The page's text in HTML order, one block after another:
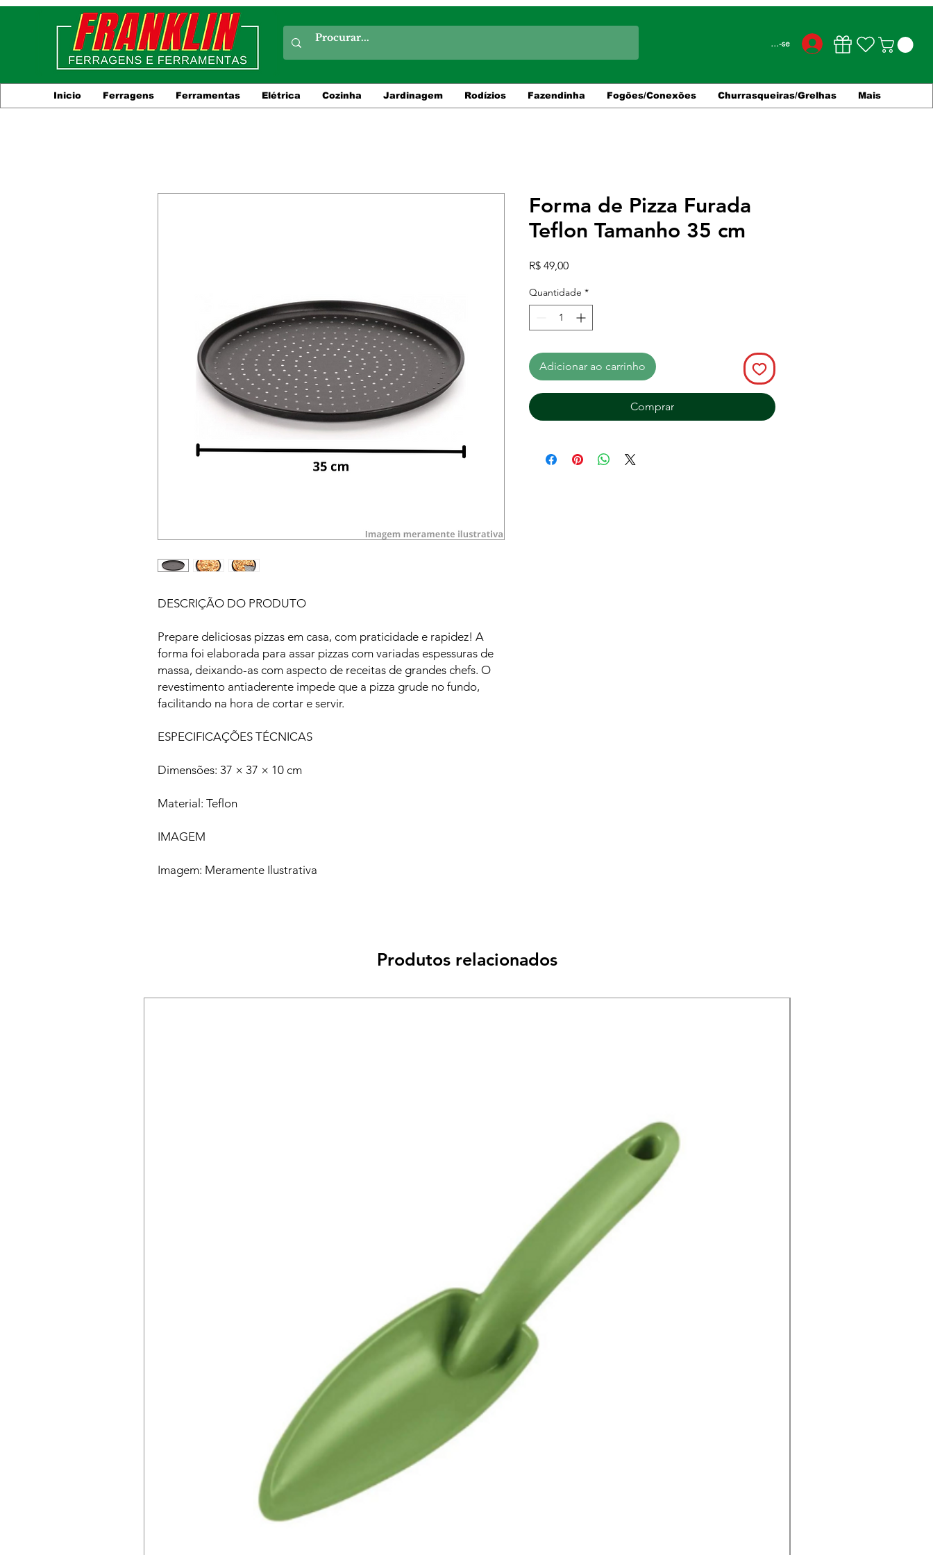
Conecte-se
Inicio Ferragens Ferramentas Elétrica Cozinha Jardinagem Rodízios Fazendinha Fogões/Conexões Churrasqueiras/Grelhas Mais
DESCRIÇÃO DO PRODUTO
Prepare deliciosas pizzas em casa, com praticidade e rapidez! A
forma foi elaborada para assar pizzas com variadas espessuras de
massa, deixando-as com aspecto de receitas de grandes chefs. O
revestimento antiaderente impede que a pizza grude no fundo,
facilitando na hora de cortar e servir.
ESPECIFICAÇÕES TÉCNICAS
Dimensões: 37 × 37 × 10 cm
Material: Teflon
IMAGEM
Imagem: Meramente Ilustrativa
Forma de Pizza Furada
Teflon Tamanho 35 cm
R$ 49,00Preço
Quantidade *
Adicionar ao carrinho
Comprar
Produtos relacionados